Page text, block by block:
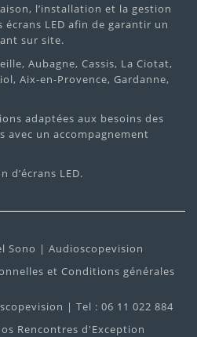
l’installation et la gestion
LED afin de garantir un
sur site.
Aubagne, Cassis, La Ciotat,
Aix-en-Provence, Gardanne,
adaptées aux besoins des
avec un accompagnement
d’écrans LED.
Sono | Audioscopevision
et Conditions générales
| Tel : 06 11 022 884
Rencontres d'Exception